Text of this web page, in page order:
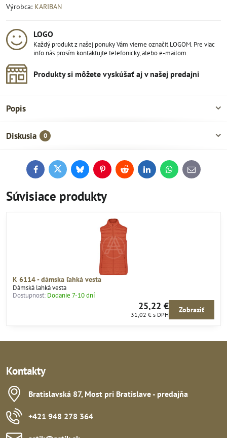
Výrobca: KARIBAN
LOGO
Každý produkt z našej ponuky Vám vieme označiť LOGOM. Pre viac
info nás prosím kontaktujte telefonicky, alebo e-mailom.
Produkty si môžete vyskúšať aj v našej predajni
Popis
Diskusia 0
FacebookTwitterBlueskyPinterestReddit LinkedInWhatsApp
E-
mail
Súvisiace produkty
K 6114 - dámska ľahká vesta
Dámská lahká vesta
Dostupnosť: Dodanie 7-10 dní
25,22 €
31,02 € s DPH
Zobraziť
Kontakty
Bratislavská 87, Most pri Bratislave - predajňa
+421 948 278 364